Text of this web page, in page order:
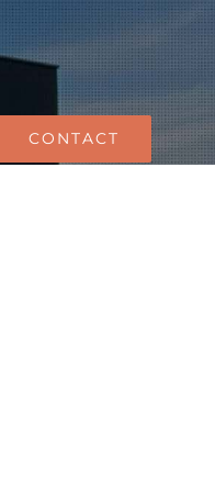
CONTACT